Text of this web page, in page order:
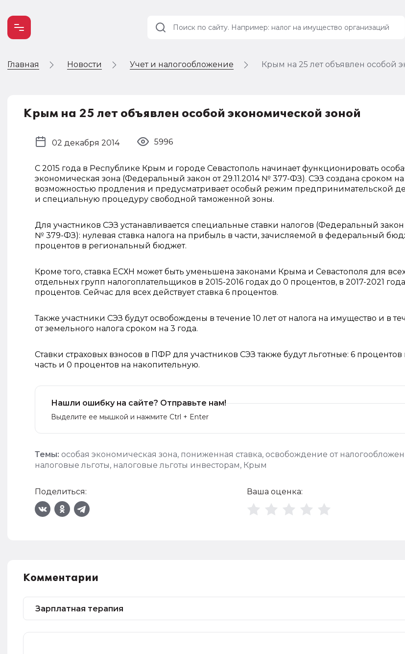
Главная Новости Учет и налогообложение Крым на 25 лет объявлен особой
Крым на 25 лет объявлен особой экономической зоной
02 декабря 2014 5996
С 2015 года в Республике Крым и городе Севастополь начинает функционировать
экономическая зона (Федеральный закон от 29.11.2014 № 377-ФЗ). СЭЗ создана сроком на
возможностью продления и предусматривает особый режим предпринимательской
и специальную процедуру свободной таможенной зоны.
Для участников СЭЗ устанавливается специальные ставки налогов (Федеральный закон
№ 379-ФЗ): нулевая ставка налога на прибыль в части, зачисляемой в федеральный
процентов в региональный бюджет.
Кроме того, ставка ЕСХН может быть уменьшена законами Крыма и Севастополя для
отдельных групп налогоплательщиков в 2015-2016 годах до 0 процентов, в 2017-2021
процентов. Сейчас для всех действует ставка 6 процентов.
Также участники СЭЗ будут освобождены в течение 10 лет от налога на имущество и в
от земельного налога сроком на 3 года.
Ставки страховых взносов в ПФР для участников СЭЗ также будут льготные: 6 процентов
часть и 0 процентов на накопительную.
Нашли ошибку на сайте? Отправьте нам!
Выделите ее мышкой и нажмите Ctrl + Enter
Темы: особая экономическая зона, пониженная ставка, освобождение от
налоговые льготы, налоговые льготы инвесторам, Крым
Поделиться: Ваша оценка:
Комментарии
Учет и